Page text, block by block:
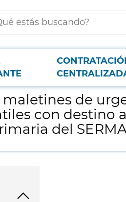
mochilas para domicilios y
de
con destino
del